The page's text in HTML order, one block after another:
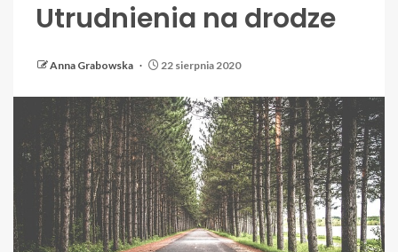
Utrudnienia na drodze
Anna Grabowska 22 sierpnia 2020